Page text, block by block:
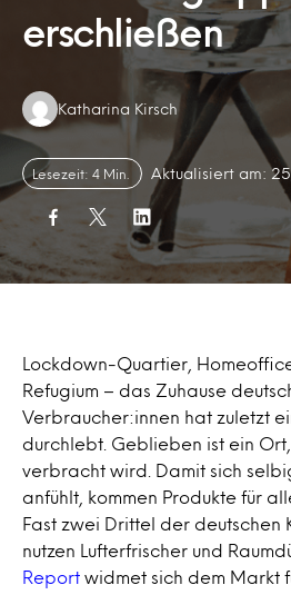
erschließen
Authors:
Katharina Kirsch
Lesezeit: 4 Min. Aktualisiert am:
Lockdown-Quartier,
Refugium – das Zuhause
Verbraucher:innen hat zuletzt
durchlebt. Geblieben ist ein
verbracht wird. Damit sich
anfühlt, kommen Produkte für
Fast zwei Drittel der deutschen
nutzen Lufterfrischer und
Report widmet sich dem Markt